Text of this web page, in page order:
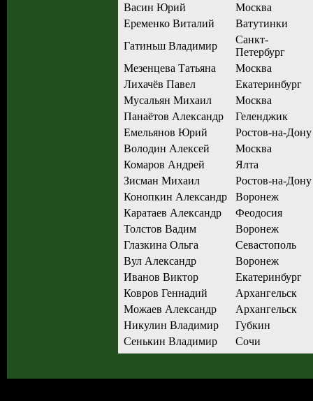
Васин Юрий
Москва
Еременко Виталий
Ватутинки
Гатиньш Владимир
Санкт-
Петербург
Мезенцева Татьяна
Москва
Лихачёв Павел
Екатеринбург
Мусальян Михаил
Москва
Панаётов Александр
Геленджик
Емельянов Юрий
Ростов-на-Дону
Володин Алексей
Москва
Комаров Андрей
Ялта
Зисман Михаил
Ростов-на-Дону
Конопкин Александр
Воронеж
Каратаев Александр
Феодосия
Толстов Вадим
Воронеж
Глазкина Ольга
Севастополь
Вул Александр
Воронеж
Иванов Виктор
Екатеринбург
Ковров Геннадий
Архангельск
Можаев Александр
Архангельск
Никулин Владимир
Губкин
Сенькин Владимир
Сочи